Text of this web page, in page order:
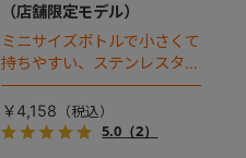
（店舗限定モデル）
ミニサイズボトルで小さくて
持ちやすい、ステンレスタイ
プのストローマグ。
￥4,158
5.0 （2）